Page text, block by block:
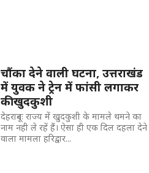
चौंका देने वाली घटना, उत्तराखंड
में युवक ने ट्रेन में फांसी लगाकर
की खुदकुशी
देहरादूनः राज्य में खुदकुशी के मामले थमने का
नाम नही ले रहें हैं। ऐसा ही एक दिल दहला देने
वाला मामला हरिद्वार...